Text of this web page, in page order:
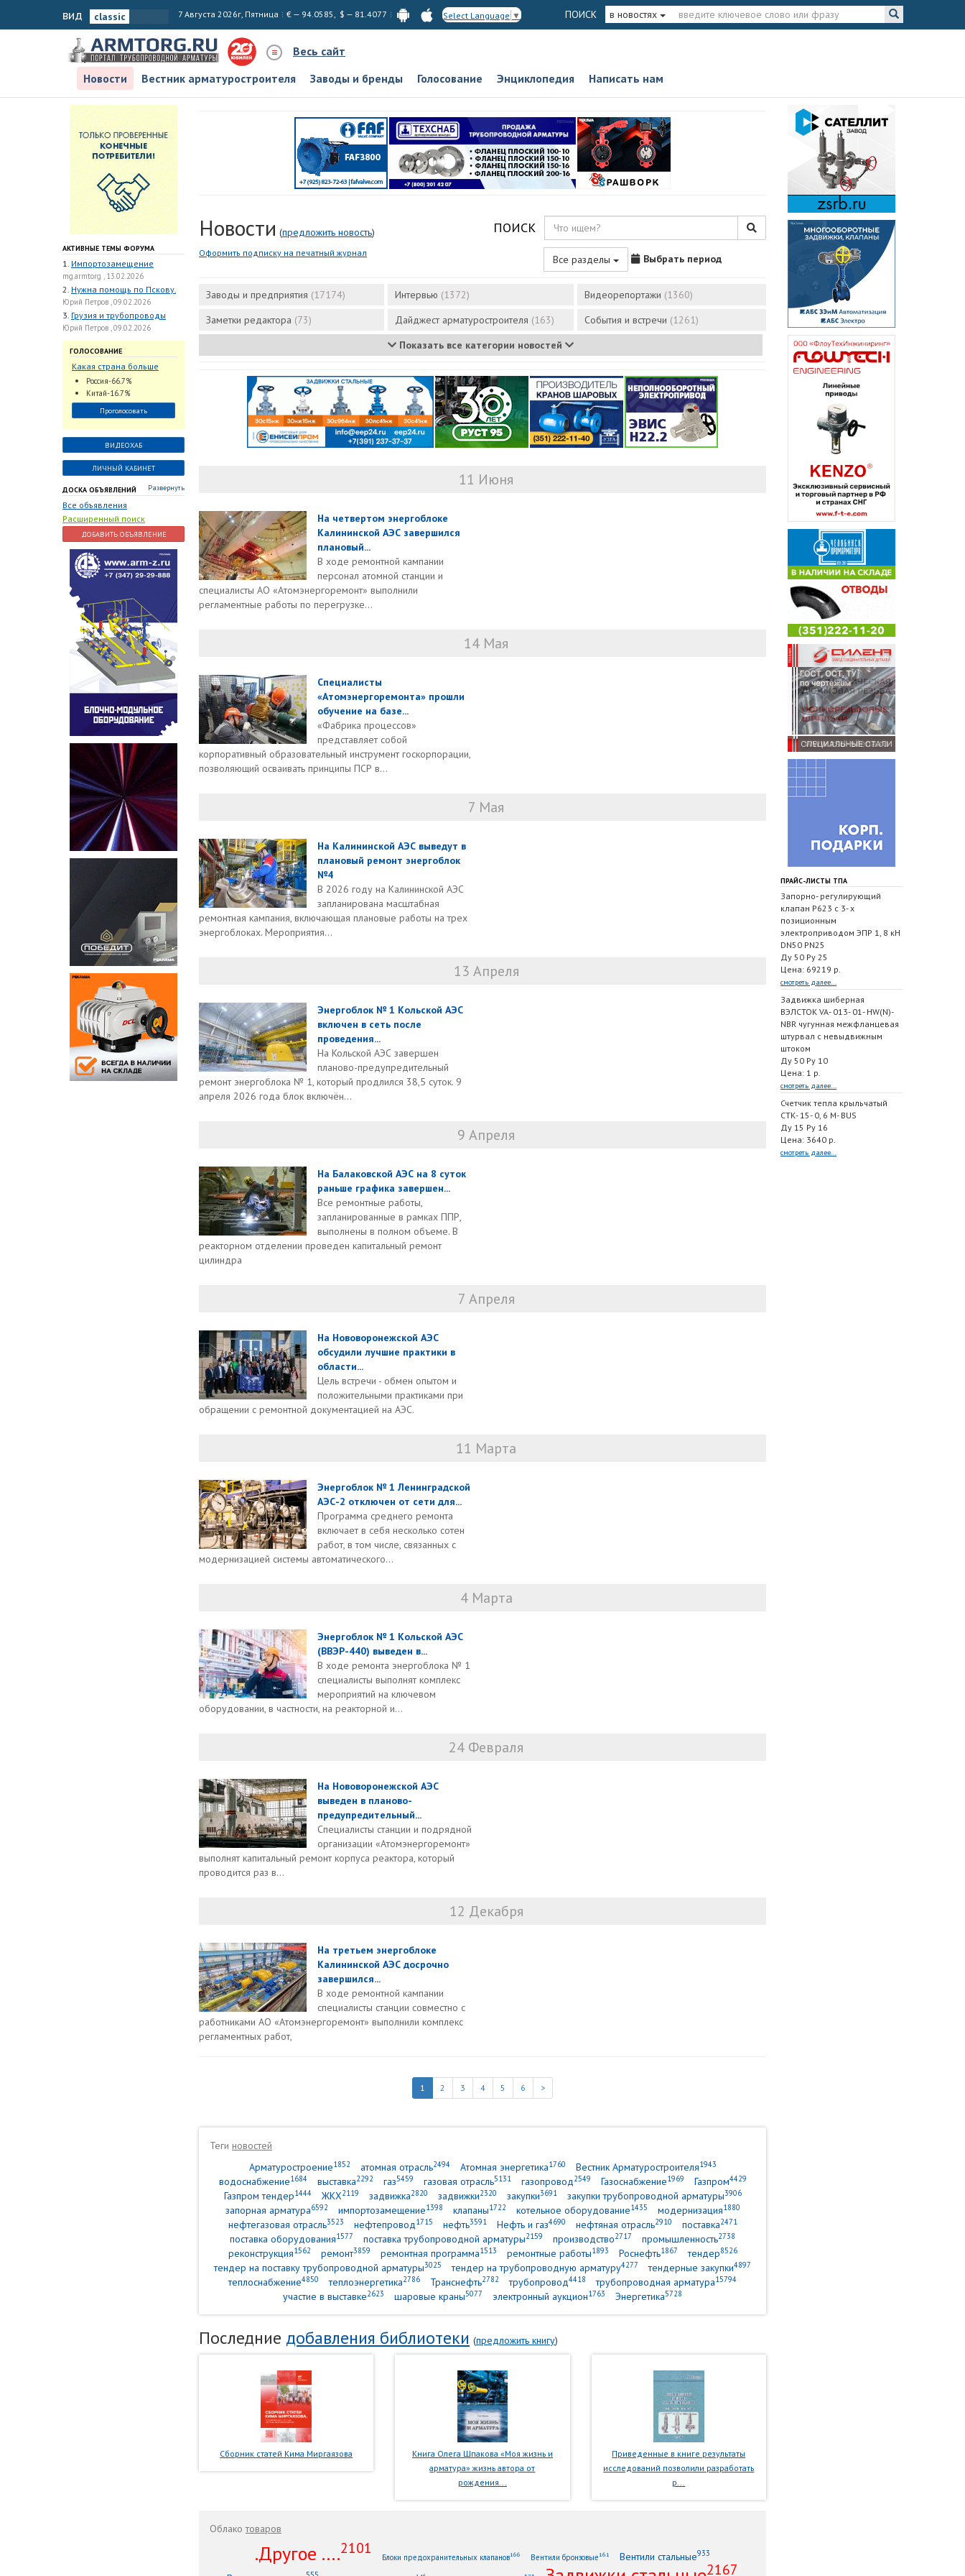
вид 7 Августа 2026г, Пятница € — 94.0585, $ — 81.4077 Select Language ▼ ПОИСК в новостях
Весь сайт
Новости
Вестник арматуростроителя Заводы и бренды Голосование Энциклопедия Написать нам
АКТИВНЫЕ ТЕМЫ ФОРУМА
1. Импортозамещение
mg.armtorg , 13.02.2026
2. Нужна помощь по Пскову.
Юрий Петров , 09.02.2026
3. Грузия и трубопроводы
Юрий Петров , 09.02.2026
ГОЛОСОВАНИЕ
Какая страна больше
всего поставляет
трубопроводную
арматуру в химическую
отрасль?
Россия-66.7%
Китай-16.7%
Проголосовать
ВИДЕОХАБ
ЛИЧНЫЙ КАБИНЕТ
ДОСКА ОБЪЯВЛЕНИЙ Развернуть
Все объявления
Расширенный поиск
ДОБАВИТЬ ОБЪЯВЛЕНИЕ
Новости (предложить новость)
Оформить подписку на печатный журнал
ПОИСК
Все разделы Выбрать период
Заводы и предприятия (17174) Интервью (1372) Видеорепортажи (1360)
Заметки редактора (73) Дайджест арматуростроителя (163) События и встречи (1261)
Показать все категории новостей
11 Июня
На четвертом энергоблоке
Калининской АЭС завершился
плановый...
В ходе ремонтной кампании
персонал атомной станции и
специалисты АО «Атомэнергоремонт» выполнили
регламентные работы по перегрузке...
14 Мая
Специалисты
«Атомэнергоремонта» прошли
обучение на базе...
«Фабрика процессов»
представляет собой
корпоративный образовательный инструмент госкорпорации,
позволяющий осваивать принципы ПСР в...
7 Мая
На Калининской АЭС выведут в
плановый ремонт энергоблок
№4
В 2026 году на Калининской АЭС
запланирована масштабная
ремонтная кампания, включающая плановые работы на трех
энергоблоках. Мероприятия...
13 Апреля
Энергоблок № 1 Кольской АЭС
включен в сеть после
проведения...
На Кольской АЭС завершен
планово-предупредительный
ремонт энергоблока № 1, который продлился 38,5 суток. 9
апреля 2026 года блок включён...
9 Апреля
На Балаковской АЭС на 8 суток
раньше графика завершен...
Все ремонтные работы,
запланированные в рамках ППР,
выполнены в полном объеме. В
реакторном отделении проведен капитальный ремонт
цилиндра
7 Апреля
На Нововоронежской АЭС
обсудили лучшие практики в
области...
Цель встречи - обмен опытом и
положительными практиками при
обращении с ремонтной документацией на АЭС.
11 Марта
Энергоблок № 1 Ленинградской
АЭС-2 отключен от сети для...
Программа среднего ремонта
включает в себя несколько сотен
работ, в том числе, связанных с
модернизацией системы автоматического...
4 Марта
Энергоблок № 1 Кольской АЭС
(ВВЭР-440) выведен в...
В ходе ремонта энергоблока № 1
специалисты выполнят комплекс
мероприятий на ключевом
оборудовании, в частности, на реакторной и...
24 Февраля
На Нововоронежской АЭС
выведен в планово-
предупредительный...
Специалисты станции и подрядной
организации «Атомэнергоремонт»
выполнят капитальный ремонт корпуса реактора, который
проводится раз в...
12 Декабря
На третьем энергоблоке
Калининской АЭС досрочно
завершился...
В ходе ремонтной кампании
специалисты станции совместно с
работниками АО «Атомэнергоремонт» выполнили комплекс
регламентных работ,
1 2 3 4 5 6 >
Теги новостей
Арматуростроение1852 атомная отрасль2494 Атомная энергетика1760 Вестник Арматуростроителя1943
водоснабжение1684 выставка2292 газ5459 газовая отрасль5131 газопровод2549 Газоснабжение1969 Газпром4429
Газпром тендер1444 ЖКХ2119 задвижка2820 задвижки2320 закупки3691 закупки трубопроводной арматуры3906
запорная арматура6592 импортозамещение1398 клапаны1722 котельное оборудование1435 модернизация1880
нефтегазовая отрасль3523 нефтепровод1715 нефть3591 Нефть и газ4690 нефтяная отрасль2910 поставка2471
поставка оборудования1577 поставка трубопроводной арматуры2159 производство2717 промышленность2738
реконструкция1562 ремонт3859 ремонтная программа1513 ремонтные работы1893 Роснефть1867 тендер8526
тендер на поставку трубопроводной арматуры3025 тендер на трубопроводную арматуру4277 тендерные закупки4897
теплоснабжение4850 теплоэнергетика2786 Транснефть2782 трубопровод4418 трубопроводная арматура15794
участие в выставке2623 шаровые краны5077 электронный аукцион1763 Энергетика5728
Последние добавления библиотеки (предложить книгу)
Сборник статей Кима Миргаязова
Книга Олега Шпакова «Моя жизнь и
арматура» жизнь автора от
рождения...
Приведенные в книге результаты
исследований позволили разработать
р...
Облакотоваров
.Другое ....2101
Блоки предохранительных клапанов166 Вентили бронзовые161 Вентили стальные933
2167
ПРАЙС-ЛИСТЫ ТПА
Запорно- регулирующий
клапан Р623 с 3- х
позиционным
электроприводом ЭПР 1, 8 кН
DN50 PN25
Ду 50 Ру 25
Цена: 69219 р.
смотреть далее...
Задвижка шиберная
ВЭЛСТОК VA- 013- 01- HW(N)-
NBR чугунная межфланцевая
штурвал с невыдвижным
штоком
Ду 50 Ру 10
Цена: 1 р.
смотреть далее...
Счетчик тепла крыльчатый
СТК- 15- 0, 6 M- BUS
Ду 15 Ру 16
Цена: 3640 р.
смотреть далее...